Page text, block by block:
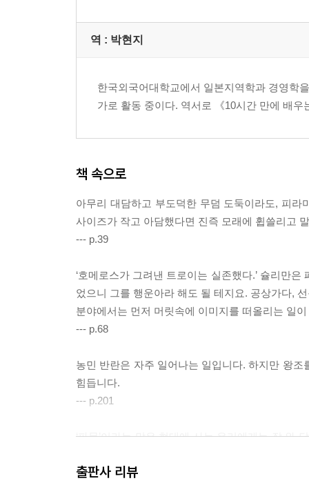
드 메디시스 57. 베르사유의 태양왕 58. 네덜란
· 한눈에 보는 유럽의 탄생
베를린 75. 카보우르와 비스마르크 76. 미국의 발
· 한눈에 보는 19세기 세계
Ⅵ. 20세기 세계 이야기
84. 삼국동맹과 3B 정책 85. 운명의 한 발 86. 제1
대두 91. 히틀러의 뮌헨 봉기 92. 제2차 세계대전
다툼 97. 프라하의 봄 98. 중남미의 뜨거운 바람 99.
· 한눈에 보는 20세기 세계
100. 두 번의 세기말
역 : 박현지
한국외국어대학교에서 일본지역학과 경영학
가로 활동 중이다. 역서로 《10시간 만에 배
책 속으로
아무리 대담하고 부도덕한 무덤 도둑이라도, 피
사이즈가 작고 아담했다면 진즉 모래에 휩쓸리고
--- p.39
‘호메로스가 그려낸 트로이는 실존했다.’ 슐리만
었으니 그를 행운아라 해도 될 테지요. 공상가다,
분야에서는 먼저 머릿속에 이미지를 떠올리는 일
--- p.68
농민 반란은 자주 일어나는 일입니다. 하지만 왕
힘듭니다.
--- p.201
‘파문’이라는 말은 현대에 사는 우리에게는 잘 와
추방한다ex-는 뜻입니다.
출판사 리뷰